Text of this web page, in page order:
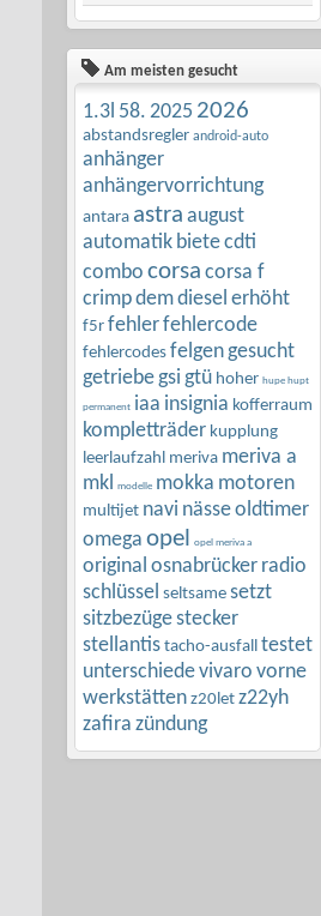
Am meisten gesucht
1.3l 58. 2025 2026
abstandsregler android-auto
anhänger
anhängervorrichtung
antara astra august
automatik bietecdti
combo corsa corsa f
crimpdemdiesel erhöht
f5r fehlerfehlercode
fehlercodes felgen gesucht
getriebe gsi gtü hoher hupe hupt
permanent iaa insignia kofferraum
kompletträder kupplung
leerlaufzahl meriva meriva a
mkl
modelle mokka motoren
multijet navi nässeoldtimer
omega opel opel meriva a
original osnabrücker radio
schlüssel seltsame setzt
sitzbezügestecker
stellantis tacho-ausfall testet
unterschiedevivaro vorne
werkstätten z20let z22yh
zafira zündung